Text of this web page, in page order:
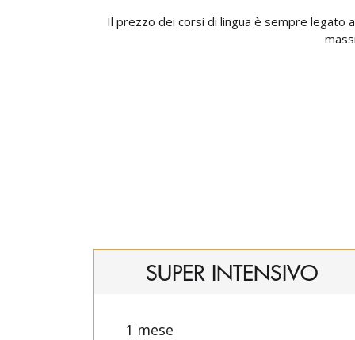
Il prezzo dei corsi di lingua è sempre legato
SUPER INTENSIVO
1 mese